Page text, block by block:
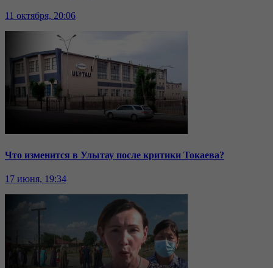
11 октября, 20:06
Что изменится в Улытау после критики Токаева?
17 июня, 19:34